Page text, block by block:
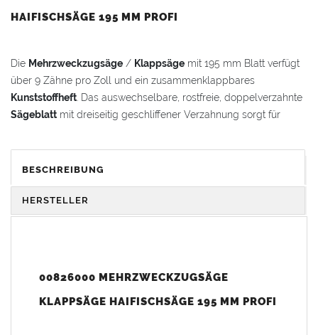
HAIFISCHSÄGE 195 MM PROFI
Die Mehrzweckzugsäge / Klappsäge mit 195 mm Blatt verfügt
über 9 Zähne pro Zoll und ein zusammenklappbares
Kunststoffheft . Das auswechselbare, rostfreie, doppelverzahnte
Sägeblatt mit dreiseitig geschliffener Verzahnung sorgt für
Bauholz,PVCundABS.
Dank
lässt sich die Säge einfach und sicher
verstauen. Die ziehende Arbeitsweise ermöglicht ein sehr
dünnes Blatt für eine schmale Schnittfuge und reduziert den
Japanisch: Sägeblatt „Made in Japan“ für höchste Qualität
BESCHREIBUNG
HERSTELLER
00826000 MEHRZWECKZUGSÄGE
KLAPPSÄGE HAIFISCHSÄGE 195 MM PROFI